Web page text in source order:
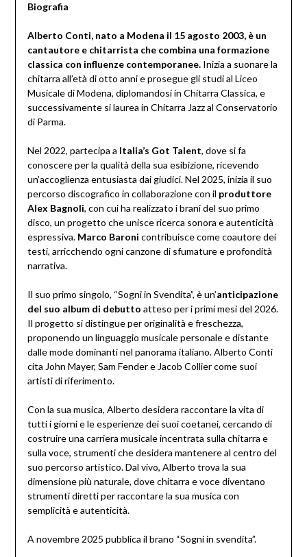
Biografia
Alberto Conti, nato a Modena il 15 agosto 2003, è un
cantautore e chitarrista che combina una formazione
classica con influenze contemporanee.Inizia a suonare la
chitarra all’età di otto anni e prosegue gli studi al Liceo
Musicale di Modena, diplomandosi in Chitarra Classica, e
successivamente si laurea in Chitarra Jazz al Conservatorio
di Parma.
Nel 2022, partecipa a Italia’s Got Talent, dove si fa
conoscere per la qualità della sua esibizione, ricevendo
un’accoglienza entusiasta dai giudici. Nel 2025, inizia il suo
percorso discografico in collaborazione con il produttore
Alex Bagnoli, con cui ha realizzato i brani del suo primo
disco, un progetto che unisce ricerca sonora e autenticità
espressiva. Marco Baroni contribuisce come coautore dei
testi, arricchendo ogni canzone di sfumature e profondità
narrativa.
Il suo primo singolo, “Sogni in Svendita”, è un’anticipazione
del suo album di debutto atteso per i primi mesi del 2026.
Il progetto si distingue per originalità e freschezza,
proponendo un linguaggio musicale personale e distante
dalle mode dominanti nel panorama italiano. Alberto Conti
cita John Mayer, Sam Fender e Jacob Collier come suoi
artisti di riferimento.
Con la sua musica, Alberto desidera raccontare la vita di
tutti i giorni e le esperienze dei suoi coetanei, cercando di
costruire una carriera musicale incentrata sulla chitarra e
sulla voce, strumenti che desidera mantenere al centro del
suo percorso artistico. Dal vivo, Alberto trova la sua
dimensione più naturale, dove chitarra e voce diventano
strumenti diretti per raccontare la sua musica con
semplicità e autenticità.
A novembre 2025 pubblica il brano “Sogni in svendita”.